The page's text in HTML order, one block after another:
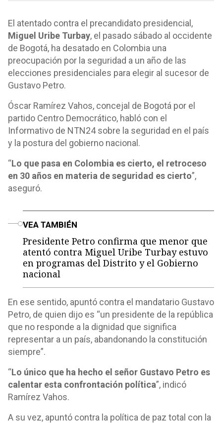
El atentado contra el precandidato presidencial,
Miguel Uribe Turbay, el pasado sábado al occidente
de Bogotá, ha desatado en Colombia una
preocupación por la seguridad a un año de las
elecciones presidenciales para elegir al sucesor de
Gustavo Petro.
Óscar Ramírez Vahos, concejal de Bogotá por el
partido Centro Democrático, habló con el
Informativo de NTN24 sobre la seguridad en el país
y la postura del gobierno nacional.
“Lo que pasa en Colombia es cierto, el retroceso
en 30 años en materia de seguridad es cierto”,
aseguró.
VEA TAMBIÉN
Presidente Petro confirma que menor que
atentó contra Miguel Uribe Turbay estuvo
en programas del Distrito y el Gobierno
nacional
En ese sentido, apuntó contra el mandatario Gustavo
Petro, de quien dijo es “un presidente de la república
que no responde a la dignidad que significa
representar a un país, abandonando la constitución
siempre”.
“Lo único que ha hecho el señor Gustavo Petro es
calentar esta confrontación política”, indicó
Ramírez Vahos.
A su vez, apuntó contra la política de paz total con la